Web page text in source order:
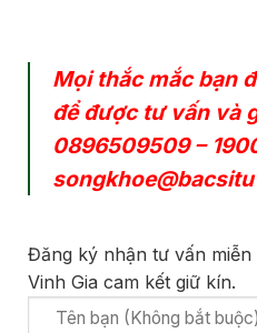
Mọi thắc mắc bạn
để được tư vấn và
0896509509–
Đăng ký nhận tư vấn
Vinh Gia cam kết giữ kín.